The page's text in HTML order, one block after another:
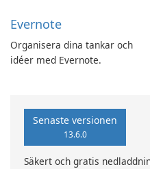
Evernote
Organisera dina tankar och
idéer med Evernote.
Senaste versionen
13.6.0
Säkert och gratis